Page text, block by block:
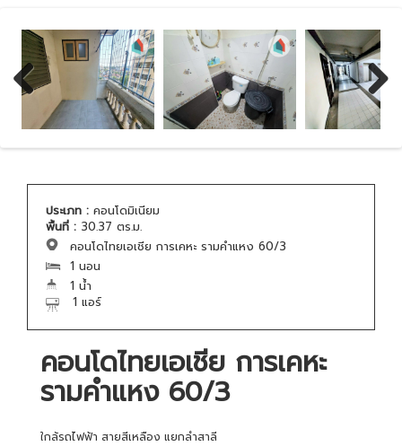
Previous Next
ประเภท : คอนโดมิเนียม
พื้นที่ : 30.37 ตร.ม.
คอนโดไทยเอเชีย การเคหะ รามคำแหง 60/3
1 นอน
1 น้ำ
1 แอร์
คอนโดไทยเอเชีย การเคหะ
รามคำแหง 60/3
ใกล้รถไฟฟ้า สายสีเหลือง แยกลำสาลี